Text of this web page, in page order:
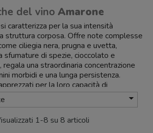
del vino Amarone
si caratterizza per la sua intensità
struttura corposa. Offre note complesse
ciliegia nera, prugna e uvetta,
sfumature di spezie, cioccolato e
regala una straordinaria concentrazione
morbidi e una lunga persistenza.
per la loro capacità di
ancora più complessità e
degli anni.
Valpolicella

1-8 su 8 articoli